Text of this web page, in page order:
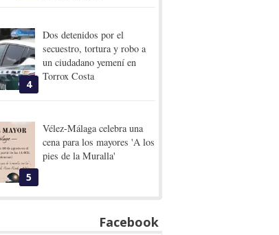
4
Dos detenidos por el
secuestro, tortura y robo a
un ciudadano yemení en
Torrox Costa
5
Vélez-Málaga celebra una
cena para los mayores 'A los
pies de la Muralla'
Facebook